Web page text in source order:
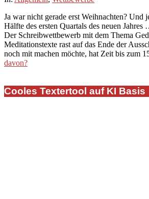
13
Ja war nicht gerade erst Weihnachten? Und
Hälfte des ersten Quartals des neuen
Der Schreibwettbewerb mit dem Thema
Meditationstexte rast auf das Ende der
noch mit machen möchte, hat Zeit bis zum
davon?
Cooles Textertool auf KI Basis